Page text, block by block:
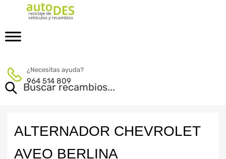
¿Necesitas ayuda?
964 514 809
ALTERNADOR CHEVROLET
AVEO BERLINA